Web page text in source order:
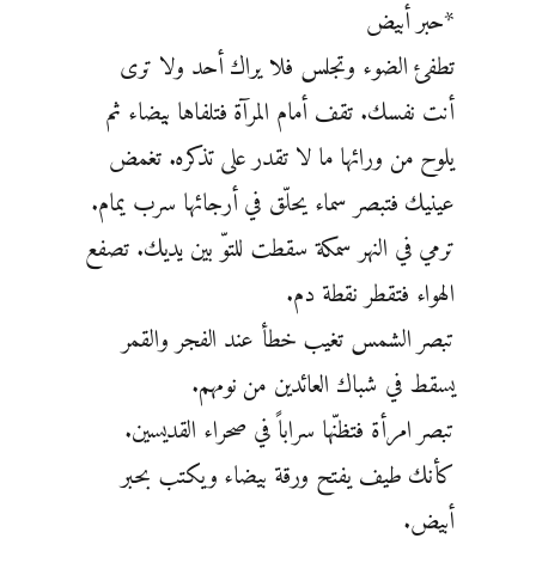
*حبر أبيض
تطفئ الضوء وتجلس فلا يراك أحد ولا ترى
أنت نفسك. تقف أمام المرآة فتلفاها بيضاء ثم
يلوح من ورائها ما لا تقدر على تذكره. تغمض
عينيك فتبصر سماء يحلّق في أرجائها سرب يمام.
ترمي في النهر سمكة سقطت للتوّ بين يديك. تصفع
الهواء فتقطر نقطة دم.
تبصر الشمس تغيب خطأ عند الفجر والقمر
يسقط في شباك العائدين من نومهم.
تبصر امرأة فتظنّها سراباً في صحراء القديسين.
كأنك طيف يفتح ورقة بيضاء ويكتب بحبر
أبيض.